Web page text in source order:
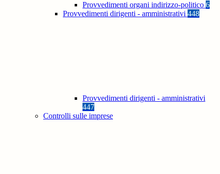
Provvedimenti organi indirizzo-politico 6
Provvedimenti dirigenti - amministrativi 448
Provvedimenti dirigenti - amministrativi
447
Controlli sulle imprese